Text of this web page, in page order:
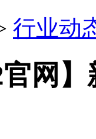
行业动
官网